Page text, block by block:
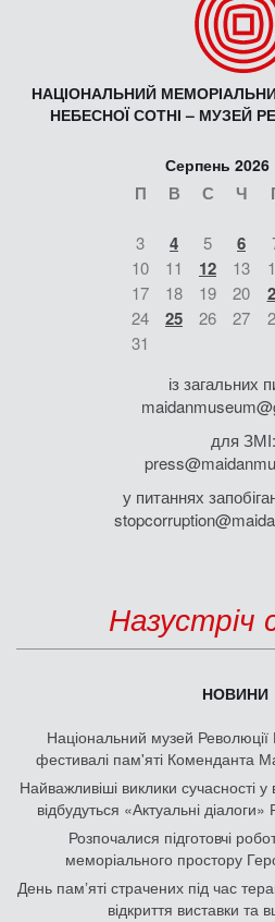
НАЦІОНАЛЬНИЙ
НЕБЕСНОЇ СОТНІ – МУЗЕЙ
Серпень 2026
П В С Ч
3 4 5 6
10
11 12 13
17
18 19 20
24
25 26 27
31
із загальних
для ЗМІ:
у питаннях
Назустріч
НОВИНИ
Національний музей Революції
фестивалі пам'яті Коменданта
Найважливіші виклики сучасності у
відбудуться «Актуальні
Розпочалися підготовчі
меморіального простору
День памʼяті страчених під час
відкриття виставки та